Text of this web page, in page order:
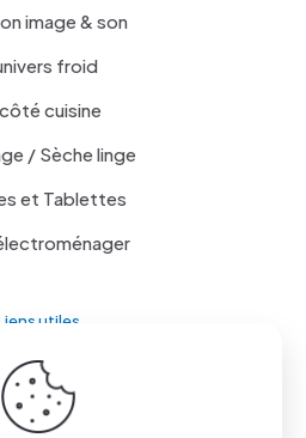
image & son
froid
cuisine
/ Sèche linge
et Tablettes
utiles
A propos
de Vente